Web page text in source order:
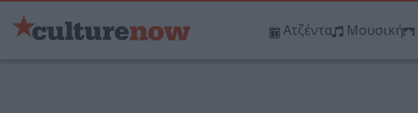
Ατζέντα Μουσική